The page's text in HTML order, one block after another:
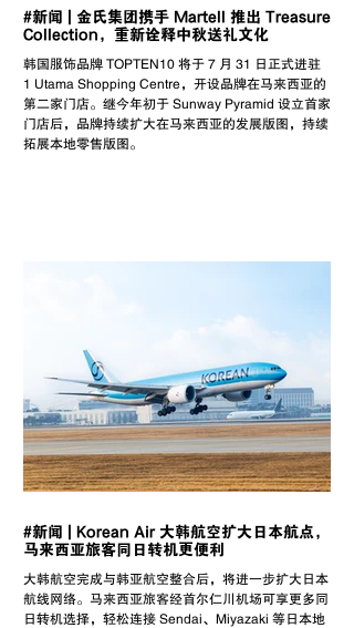
#新闻 | 金氏集团携手 Martell 推出 Treasure
Collection，重新诠释中秋送礼文化
韩国服饰品牌 TOPTEN10 将于 7 月 31 日正式进驻
1 Utama Shopping Centre，开设品牌在马来西亚的
第二家门店。继今年初于 Sunway Pyramid 设立首家
门店后，品牌持续扩大在马来西亚的发展版图，持续
拓展本地零售版图。
#新闻 | Korean Air 大韩航空扩大日本航点，
马来西亚旅客同日转机更便利
大韩航空完成与韩亚航空整合后，将进一步扩大日本
航线网络。马来西亚旅客经首尔仁川机场可享更多同
日转机选择，轻松连接 Sendai、Miyazaki 等日本地